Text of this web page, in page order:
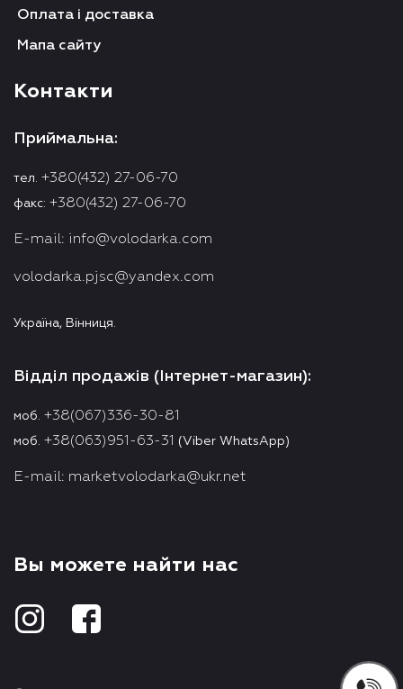
Оплата і доставка
Мапа сайту
Контакти
Приймальна:
тел. +380(432) 27-06-70
факс: +380(432) 27-06-70
E-mail: info@volodarka.com
volodarka.pjsc@yandex.com
Україна, Вінниця.
Відділ продажів (Інтернет-магазин):
моб. +38(067)336-30-81
моб. +38(063)951-63-31 (Viber WhatsApp)
E-mail: marketvolodarka@ukr.net
Вы можете найти нас